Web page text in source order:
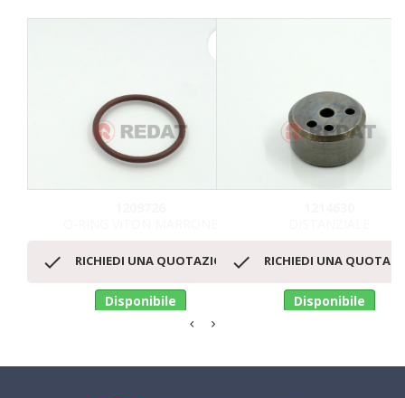
 RICHIEDI UNA QUOTAZIONE
Disponibile
 RICHIEDI UNA
Disponibile